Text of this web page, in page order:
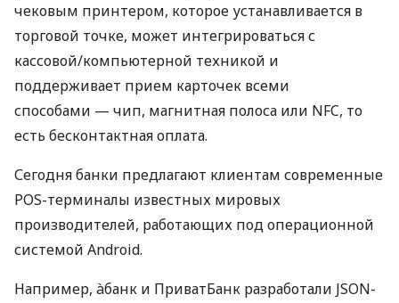
чековым принтером, которое устанавливается в
торговой точке, может интегрироваться с
кассовой/компьютерной техникой и
поддерживает прием карточек всеми
способами — чип, магнитная полоса или NFC, то
есть бесконтактная оплата.
Сегодня банки предлагают клиентам современные
POS-терминалы известных мировых
производителей, работающих под операционной
системой Android.
Например, àбанк и ПриватБанк разработали JSON-